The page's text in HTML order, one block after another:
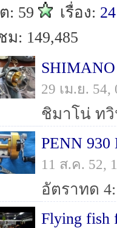
: 59 เรื่อง: 24
ม: 149,485
29 เม.ย.
PENN 930
11 ส.ค. 52,
Flying fish